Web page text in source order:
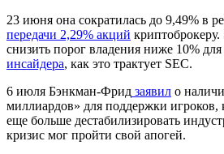
23 июня она сократилась до 9,49% в
передачи 2,29% акций
снизить порог владения ниже 10%
инсайдера, как это трактует SEC.
6 июля Бэнкман-Фрид заявил о
миллиардов» для поддержки игроков,
еще больше дестабилизировать
кризис мог пройти свой апогей.